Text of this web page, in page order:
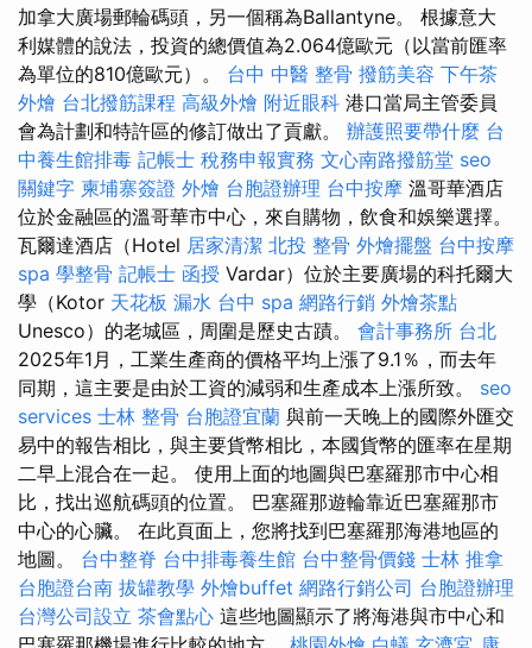
加拿大廣場郵輪碼頭，另一個稱為Ballantyne。 根據意大
利媒體的說法，投資的總價值為2.064億歐元（以當前匯率
為單位的810億歐元）。 台中 中醫 整骨 撥筋美容 下午茶
外燴 台北撥筋課程 高級外燴 附近眼科 港口當局主管委員
會為計劃和特許區的修訂做出了貢獻。 辦護照要帶什麼 台
中養生館排毒 記帳士 稅務申報實務 文心南路撥筋堂 seo
關鍵字 柬埔寨簽證 外燴 台胞證辦理 台中按摩 溫哥華酒店
位於金融區的溫哥華市中心，來自購物，飲食和娛樂選擇。
瓦爾達酒店（Hotel 居家清潔 北投 整骨 外燴擺盤 台中按摩
spa 學整骨 記帳士 函授 Vardar）位於主要廣場的科托爾大
學（Kotor 天花板 漏水 台中 spa 網路行銷 外燴茶點
Unesco）的老城區，周圍是歷史古蹟。 會計事務所 台北
2025年1月，工業生產商的價格平均上漲了9.1％，而去年
同期，這主要是由於工資的減弱和生產成本上漲所致。 seo
services 士林 整骨 台胞證宜蘭 與前一天晚上的國際外匯交
易中的報告相比，與主要貨幣相比，本國貨幣的匯率在星期
二早上混合在一起。 使用上面的地圖與巴塞羅那市中心相
比，找出巡航碼頭的位置。 巴塞羅那遊輪靠近巴塞羅那市
中心的心臟。 在此頁面上，您將找到巴塞羅那海港地區的
地圖。 台中整脊 台中排毒養生館 台中整骨價錢 士林 推拿
台胞證台南 拔罐教學 外燴buffet 網路行銷公司 台胞證辦理
台灣公司設立 茶會點心 這些地圖顯示了將海港與市中心和